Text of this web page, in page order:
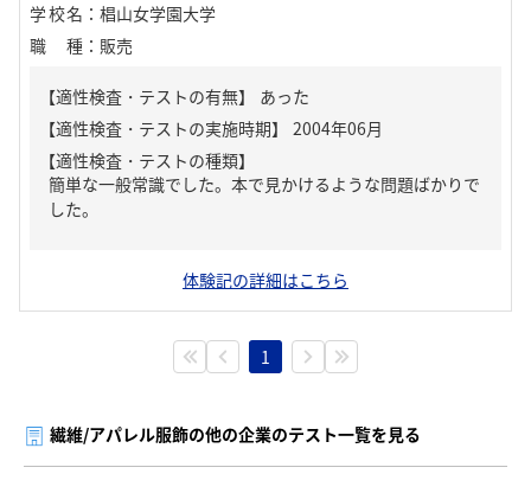
学校名 ： 椙山女学園大学
職種 ： 販売
【適性検査・テストの有無】 あった
【適性検査・テストの種類】
簡単な一般常識でした。本で見かけるような問題ばかりで
した。
体験記の詳細はこちら
1
繊維/アパレル服飾の他の企業のテスト一覧を見る